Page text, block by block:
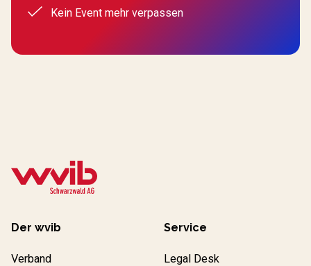
Kein Event mehr verpassen
Der wvib
Verband
Service
Legal Desk